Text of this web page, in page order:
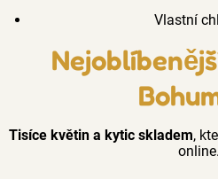
Vlastní
Tisíce květin a kytic skladem,
online.